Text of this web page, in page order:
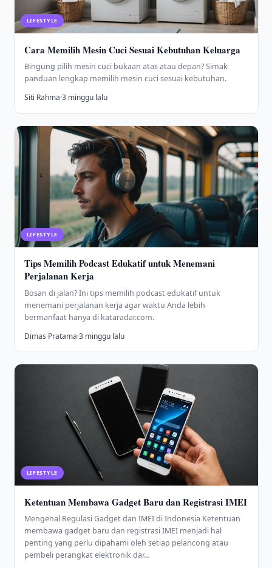
LIFESTYLE
Cara Memilih Mesin Cuci Sesuai Kebutuhan Keluarga
Bingung pilih mesin cuci bukaan atas atau depan? Simak
panduan lengkap memilih mesin cuci sesuai kebutuhan.
Siti Rahma·3 minggu lalu
LIFESTYLE
Tips Memilih Podcast Edukatif untuk Menemani
Perjalanan Kerja
Bosan di jalan? Ini tips memilih podcast edukatif untuk
menemani perjalanan kerja agar waktu Anda lebih
bermanfaat hanya di kataradar.com.
Dimas Pratama·3 minggu lalu
LIFESTYLE
Ketentuan Membawa Gadget Baru dan Registrasi IMEI
Mengenal Regulasi Gadget dan IMEI di Indonesia Ketentuan
membawa gadget baru dan registrasi IMEI menjadi hal
penting yang perlu dipahami oleh setiap pelancong atau
pembeli perangkat elektronik dar…